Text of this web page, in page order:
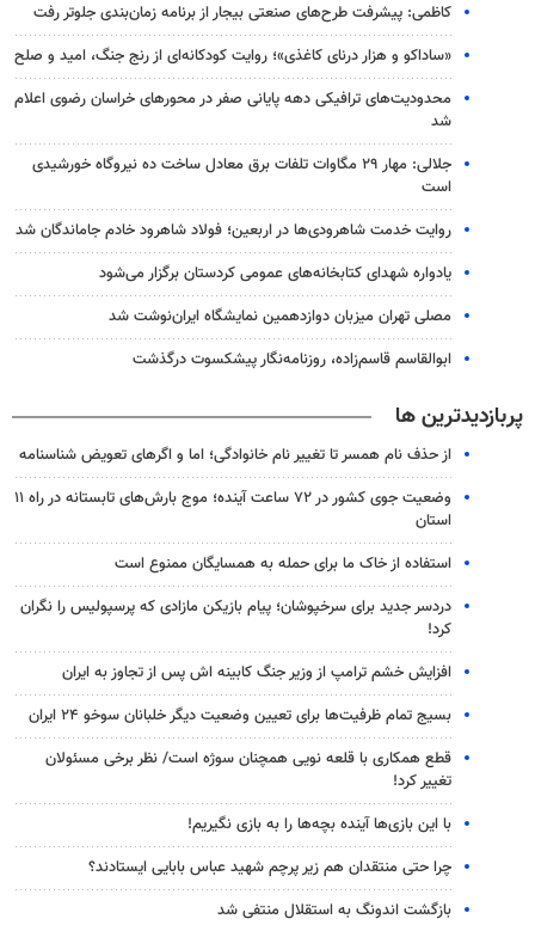
کاظمی: پیشرفت طرح‌های صنعتی بیجار از برنامه زمان‌بندی جلوتر رفت
«ساداکو و هزار درنای کاغذی»؛ روایت کودکانه‌ای از رنج جنگ، امید و صلح
محدودیت‌های ترافیکی دهه پایانی صفر در محورهای خراسان رضوی اعلام
شد
جلالی: مهار ۲۹ مگاوات تلفات برق معادل ساخت ده نیروگاه خورشیدی
است
روایت خدمت شاهرودی‌ها در اربعین؛ فولاد شاهرود خادم جاماندگان شد
یادواره شهدای کتابخانه‌های عمومی کردستان برگزار می‌شود
مصلی تهران میزبان دوازدهمین نمایشگاه ایران‌نوشت شد
ابوالقاسم قاسم‌زاده، روزنامه‌نگار پیشکسوت درگذشت
پربازدیدترین ها
از حذف نام همسر تا تغییر نام خانوادگی؛ اما و اگرهای تعویض شناسنامه
وضعیت جوی کشور در ۷۲ ساعت آینده؛ موج بارش‌های تابستانه در راه ۱۱
استان
استفاده از خاک ما برای حمله به همسایگان ممنوع است
دردسر جدید برای سرخپوشان؛ پیام بازیکن مازادی که پرسپولیس را نگران
کرد!
افزایش خشم ترامپ از وزیر جنگ کابینه اش پس از تجاوز به ایران
بسیج تمام ظرفیت‌ها برای تعیین وضعیت دیگر خلبانان سوخو ۲۴ ایران
قطع همکاری با قلعه نویی همچنان سوژه است/ نظر برخی مسئولان
تغییر کرد!
با این بازی‌ها آینده بچه‌ها را به بازی نگیریم!
چرا حتی منتقدان هم زیر پرچم شهید عباس بابایی ایستادند؟
بازگشت اندونگ به استقلال منتفی شد